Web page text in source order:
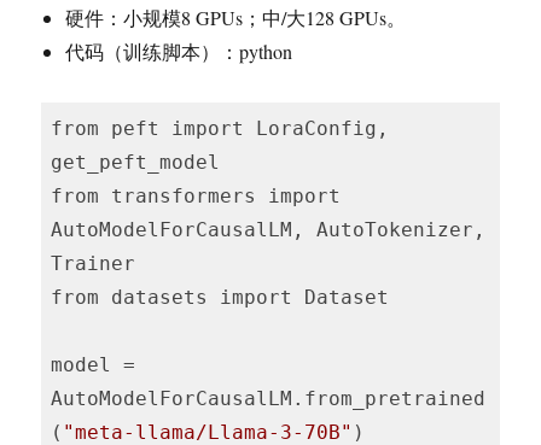
硬件：小规模8 GPUs；中/大128 GPUs。
代码（训练脚本）：python
from peft import LoraConfig,
get_peft_model
from transformers import
AutoModelForCausalLM, AutoTokenizer,
Trainer
from datasets import Dataset
model =
AutoModelForCausalLM.from_pretrained
( "meta-llama/Llama-3-70B" )